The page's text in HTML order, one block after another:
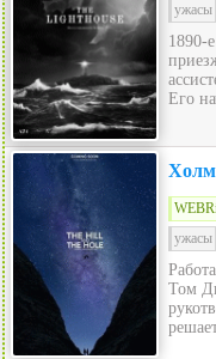
ужасы
1890-
Его
Холм
ужасы
Том